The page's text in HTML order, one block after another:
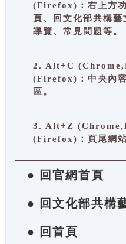
(Firefox)：右上方
頁、回文化部共構
導覽、常見問題等。
2. Alt+C
(Firefox)：中央內
區。
3. Alt+Z
(Firefox)：頁尾網站
● 回官網首頁
● 回文化部共構
● 回首頁